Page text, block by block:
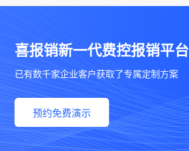
喜报销新一代费控报销平台
已有数千家企业客户获取了专属定制方案
预约免费演示